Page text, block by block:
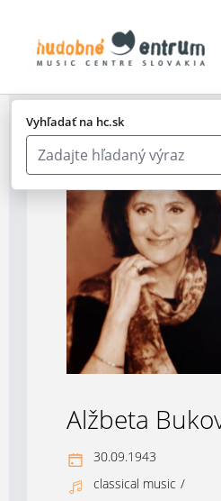
Vyhľadať na hc.sk
Alžbeta
30.09.1943
classical music /